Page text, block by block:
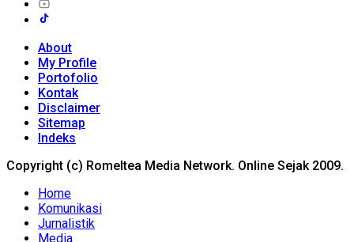
About
My Profile
Portofolio
Kontak
Disclaimer
Sitemap
Indeks
Copyright (c) Romeltea Media Network. Online Sejak 2009.
Home
Komunikasi
Jurnalistik
Media